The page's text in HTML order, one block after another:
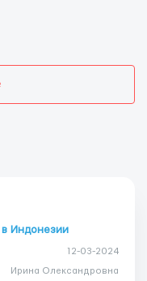
Индонезии
12-03-2024
Ирина Олександровна